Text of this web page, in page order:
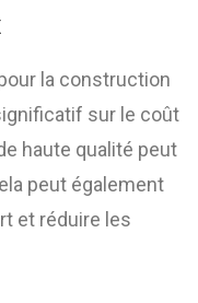
la construction
sur le coût
haute qualité peut
peut également
et réduire les